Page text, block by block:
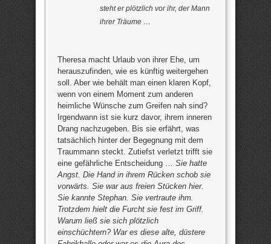
steht er plötzlich vor ihr, der Mann
ihrer Träume …
Theresa macht Urlaub von ihrer Ehe, um
herauszufinden, wie es künftig weitergehen
soll. Aber wie behält man einen klaren Kopf,
wenn von einem Moment zum anderen
heimliche Wünsche zum Greifen nah sind?
Irgendwann ist sie kurz davor, ihrem inneren
Drang nachzugeben. Bis sie erfährt, was
tatsächlich hinter der Begegnung mit dem
Traummann steckt. Zutiefst verletzt trifft sie
eine gefährliche Entscheidung … Sie hatte
Angst. Die Hand in ihrem Rücken schob sie
vorwärts. Sie war aus freien Stücken hier.
Sie kannte Stephan. Sie vertraute ihm.
Trotzdem hielt die Furcht sie fest im Griff.
Warum ließ sie sich plötzlich
einschüchtern? War es diese alte, düstere